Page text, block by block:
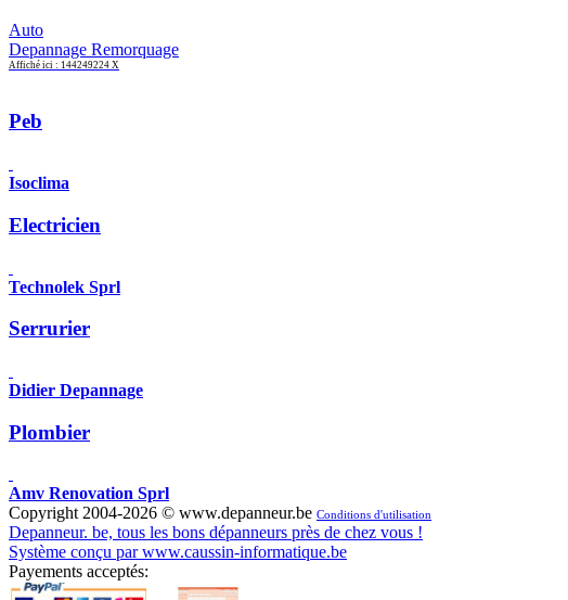
Auto
Depannage Remorquage
Affiché ici : 144249224 X
Peb
Isoclima
Electricien
Technolek Sprl
Serrurier
Didier Depannage
Plombier
Amv Renovation Sprl
Copyright 2004-2026 © www.depanneur.be Conditions d'utilisation
Depanneur. be, tous les bons dépanneurs près de chez vous !
Système conçu par www.caussin-informatique.be
Payements acceptés: